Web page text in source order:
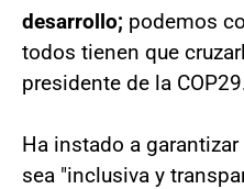
desarrollo; podemos
todos tienen que
presidente de la
Ha instado a
sea "inclusiva y